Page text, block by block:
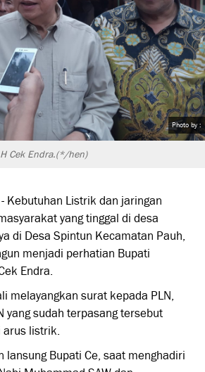
Photo by :
Cek Endra.(*/hen)
- Kebutuhan Listrik dan jaringan
yang tinggal di desa
di Desa Spintun Kecamatan Pauh,
menjadi perhatian Bupati
Endra.
melayangkan surat kepada PLN,
yang sudah terpasang tersebut
arus listrik.
lansung Bupati Ce, saat menghadiri